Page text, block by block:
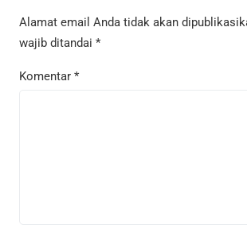
Alamat email Anda tidak akan
wajib ditandai *
Komentar *